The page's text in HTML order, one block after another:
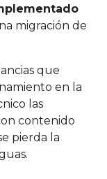
migración de
que
en la
las
contenido
pierda la